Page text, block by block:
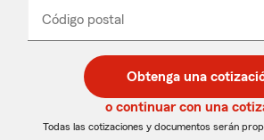
desplegable
Código postal
de
5
dígitos
de
5
dígitos
_____
Obtenga una
o continuar con una
Todas las cotizaciones y documentos serán